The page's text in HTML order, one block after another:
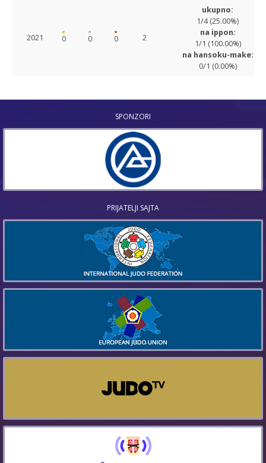
2021 0 0 0 2
ukupno:
1/4 (25.00%)
na ippon:
1/1 (100.00%)
na hansoku-make:
0/1 (0.00%)
SPONZORI
PRIJATELJI SAJTA